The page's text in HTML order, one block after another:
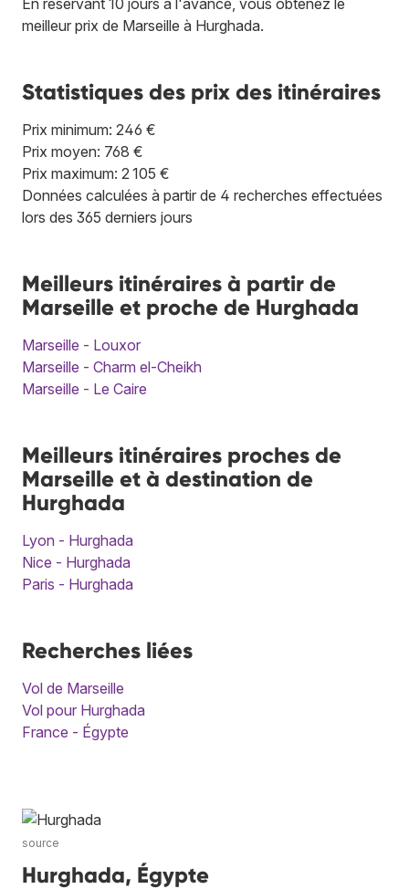
meilleur prix de Marseille à Hurghada.
Statistiques des prix des itinéraires
Prix minimum: 246 €
Prix moyen: 768 €
Prix maximum: 2 105 €
Données calculées à partir de 4 recherches effectuées
lors des 365 derniers jours
Meilleurs itinéraires à partir de
Marseille et proche de Hurghada
Marseille - Louxor
Marseille - Charm el-Cheikh
Marseille - Le Caire
Meilleurs itinéraires proches de
Marseille et à destination de
Hurghada
Lyon - Hurghada
Nice - Hurghada
Paris - Hurghada
Recherches liées
Vol de Marseille
Vol pour Hurghada
France - Égypte
source
Hurghada, Égypte